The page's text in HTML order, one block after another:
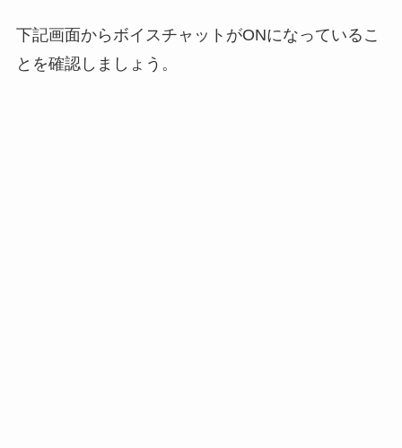
下記画面からボイスチャットがONになっているこ
とを確認しましょう。